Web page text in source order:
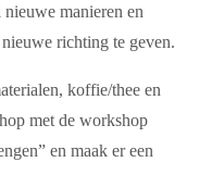
manieren en
richting te geven.
koffie/thee en
met de workshop
en maak er een